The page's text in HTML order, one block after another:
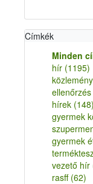
Címkék
Minden
hír (1195)
közlemény
ellenőrzés
hírek (148)
gyermek
gyermek
vezető hír
rasff (62)